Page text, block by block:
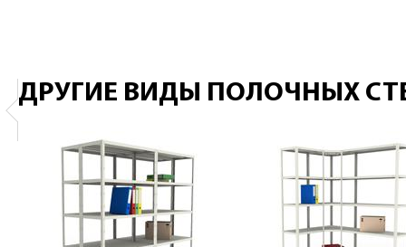
ДРУГИЕ ВИДЫ ПОЛОЧНЫХ